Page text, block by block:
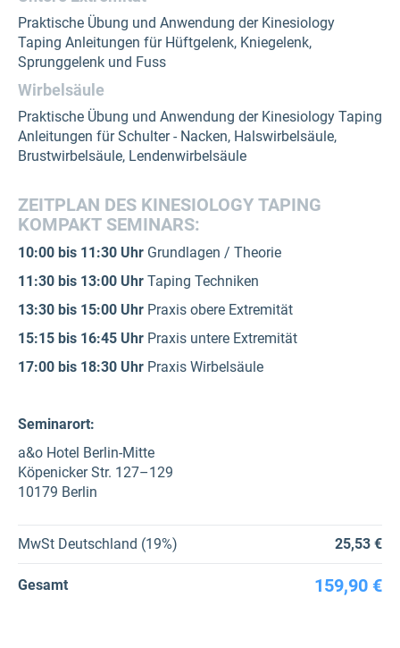
Praktische Übung und Anwendung der Kinesiology
Taping Anleitungen für Hüftgelenk, Kniegelenk,
Sprunggelenk und Fuss
Wirbelsäule
Praktische Übung und Anwendung der Kinesiology Taping
Anleitungen für Schulter - Nacken, Halswirbelsäule,
Brustwirbelsäule, Lendenwirbelsäule
ZEITPLAN DES KINESIOLOGY TAPING
KOMPAKT SEMINARS:
10:00 bis 11:30 Uhr Grundlagen / Theorie
11:30 bis 13:00 Uhr Taping Techniken
13:30 bis 15:00 Uhr Praxis obere Extremität
15:15 bis 16:45 Uhr Praxis untere Extremität
17:00 bis 18:30 Uhr Praxis Wirbelsäule
Seminarort:
a&o Hotel Berlin-Mitte
Köpenicker Str. 127–129
10179 Berlin
MwSt Deutschland (19%) 25,53 €
Gesamt 159,90 €